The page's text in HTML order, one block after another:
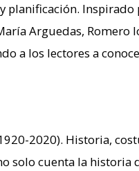
planificación.
Arguedas,
a los lectores a
2020). Historia,
solo cuenta la historia